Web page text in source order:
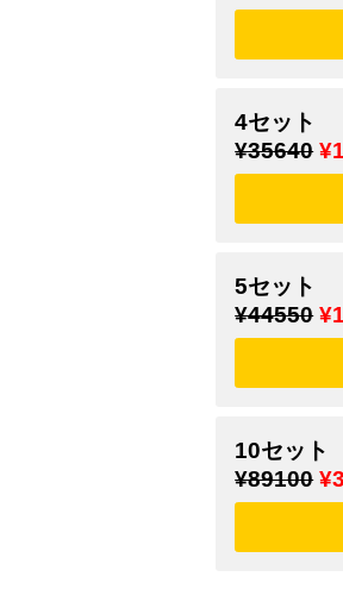
4セット
¥35640
5セット
¥44550
10セット
¥89100